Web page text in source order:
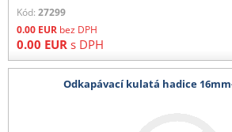
Kód: 27299
0.00 EUR bez DPH
0.00 EUR s DPH
Odkapávací kulatá hadice